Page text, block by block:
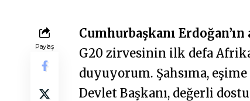
Paylaş
Cumhurbaşkanı
G20 zirvesinin ilk defa
duyuyorum. Şahsıma,
Devlet Başkanı, değerli